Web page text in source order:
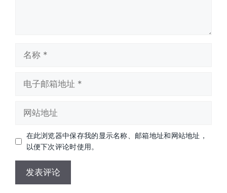
址 在此浏览器中保存我的显示名称、邮箱地址和网站地址，
以便下次评论时使用。